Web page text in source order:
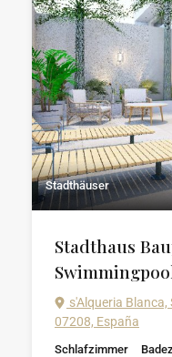
Stadthäuser
Stadthaus
s'Alqueria
07208, España
Schlafzimmer